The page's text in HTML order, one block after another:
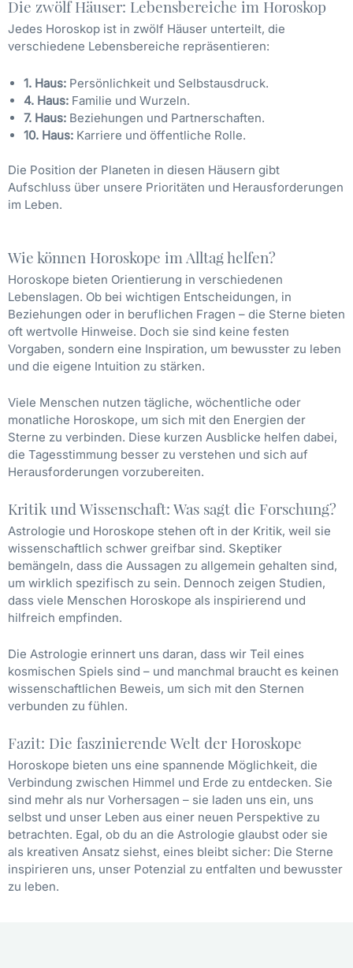
Die zwölf Häuser: Lebensbereiche im Horoskop
Jedes Horoskop ist in zwölf Häuser unterteilt, die
verschiedene Lebensbereiche repräsentieren:
1. Haus: Persönlichkeit und Selbstausdruck.
4. Haus: Familie und Wurzeln.
7. Haus: Beziehungen und Partnerschaften.
10. Haus: Karriere und öffentliche Rolle.
Die Position der Planeten in diesen Häusern gibt
Aufschluss über unsere Prioritäten und Herausforderungen
im Leben.
Wie können Horoskope im Alltag helfen?
Horoskope bieten Orientierung in verschiedenen
Lebenslagen. Ob bei wichtigen Entscheidungen, in
Beziehungen oder in beruflichen Fragen – die Sterne bieten
oft wertvolle Hinweise. Doch sie sind keine festen
Vorgaben, sondern eine Inspiration, um bewusster zu leben
und die eigene Intuition zu stärken.
Viele Menschen nutzen tägliche, wöchentliche oder
monatliche Horoskope, um sich mit den Energien der
Sterne zu verbinden. Diese kurzen Ausblicke helfen dabei,
die Tagesstimmung besser zu verstehen und sich auf
Herausforderungen vorzubereiten.
Kritik und Wissenschaft: Was sagt die Forschung?
Astrologie und Horoskope stehen oft in der Kritik, weil sie
wissenschaftlich schwer greifbar sind. Skeptiker
bemängeln, dass die Aussagen zu allgemein gehalten sind,
um wirklich spezifisch zu sein. Dennoch zeigen Studien,
dass viele Menschen Horoskope als inspirierend und
hilfreich empfinden.
Die Astrologie erinnert uns daran, dass wir Teil eines
kosmischen Spiels sind – und manchmal braucht es keinen
wissenschaftlichen Beweis, um sich mit den Sternen
verbunden zu fühlen.
Fazit: Die faszinierende Welt der Horoskope
Horoskope bieten uns eine spannende Möglichkeit, die
Verbindung zwischen Himmel und Erde zu entdecken. Sie
sind mehr als nur Vorhersagen – sie laden uns ein, uns
selbst und unser Leben aus einer neuen Perspektive zu
betrachten. Egal, ob du an die Astrologie glaubst oder sie
als kreativen Ansatz siehst, eines bleibt sicher: Die Sterne
inspirieren uns, unser Potenzial zu entfalten und bewusster
zu leben.